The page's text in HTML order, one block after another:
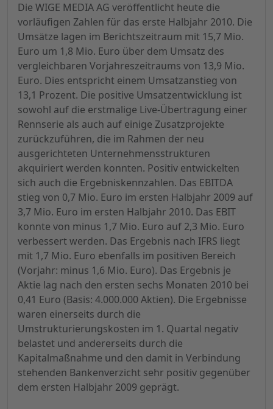
Die WIGE MEDIA AG veröffentlicht heute die
vorläufigen Zahlen für das erste Halbjahr 2010. Die
Umsätze lagen im Berichtszeitraum mit 15,7 Mio.
Euro um 1,8 Mio. Euro über dem Umsatz des
vergleichbaren Vorjahreszeitraums von 13,9 Mio.
Euro. Dies entspricht einem Umsatzanstieg von
13,1 Prozent. Die positive Umsatzentwicklung ist
sowohl auf die erstmalige Live-Übertragung einer
Rennserie als auch auf einige Zusatzprojekte
zurückzuführen, die im Rahmen der neu
ausgerichteten Unternehmensstrukturen
akquiriert werden konnten. Positiv entwickelten
sich auch die Ergebniskennzahlen. Das EBITDA
stieg von 0,7 Mio. Euro im ersten Halbjahr 2009 auf
3,7 Mio. Euro im ersten Halbjahr 2010. Das EBIT
konnte von minus 1,7 Mio. Euro auf 2,3 Mio. Euro
verbessert werden. Das Ergebnis nach IFRS liegt
mit 1,7 Mio. Euro ebenfalls im positiven Bereich
(Vorjahr: minus 1,6 Mio. Euro). Das Ergebnis je
Aktie lag nach den ersten sechs Monaten 2010 bei
0,41 Euro (Basis: 4.000.000 Aktien). Die Ergebnisse
waren einerseits durch die
Umstrukturierungskosten im 1. Quartal negativ
belastet und andererseits durch die
Kapitalmaßnahme und den damit in Verbindung
stehenden Bankenverzicht sehr positiv gegenüber
dem ersten Halbjahr 2009 geprägt.